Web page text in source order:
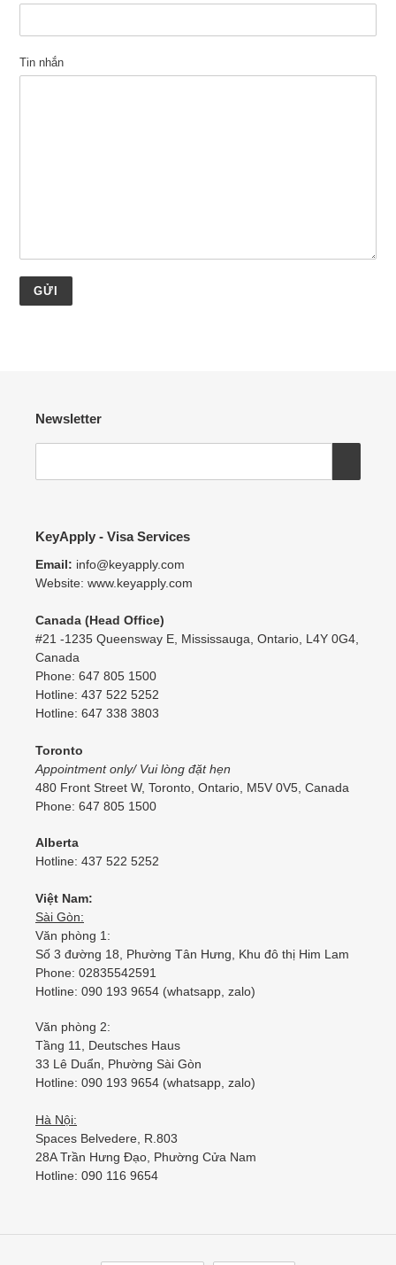
Tin nhắn
Newsletter
KeyApply - Visa Services
Email: info@keyapply.com
Website: www.keyapply.com
Canada (Head Office)
#21 -1235 Queensway E, Mississauga, Ontario, L4Y 0G4,
Canada
Phone: 647 805 1500
Hotline: 437 522 5252
Hotline: 647 338 3803
Toronto
Appointment only/ Vui lòng đặt hẹn
480 Front Street W, Toronto, Ontario, M5V 0V5, Canada
Phone: 647 805 1500
Alberta
Hotline: 437 522 5252
Việt Nam:
Sài Gòn:
Văn phòng 1:
Số 3 đường 18, Phường Tân Hưng, Khu đô thị Him Lam
Phone: 02835542591
Hotline: 090 193 9654 (whatsapp, zalo)
Văn phòng 2:
Tầng 11, Deutsches Haus
33 Lê Duẩn, Phường Sài Gòn
Hotline: 090 193 9654 (whatsapp, zalo)
Hà Nội:
Spaces Belvedere, R.803
28A Trần Hưng Đạo, Phường Cửa Nam
Hotline: 090 116 9654